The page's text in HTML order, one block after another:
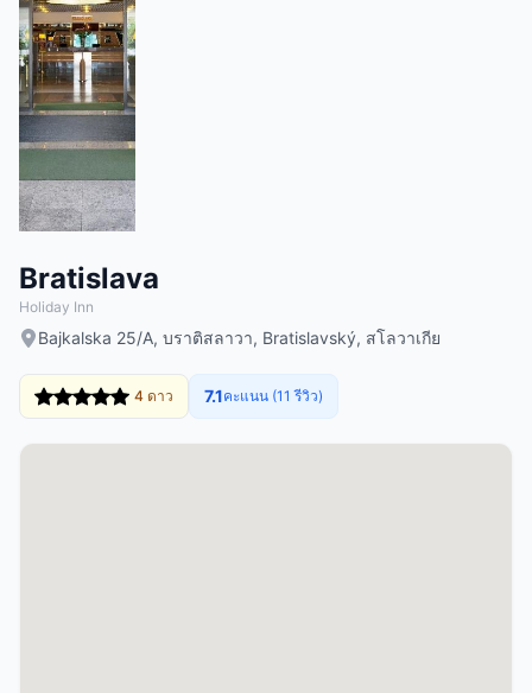
Bratislava
Holiday Inn
Bajkalska 25/A, บราติสลาวา, Bratislavský, สโลวาเกีย
4 ดาว 7.1คะแนน (11 รีวิว)